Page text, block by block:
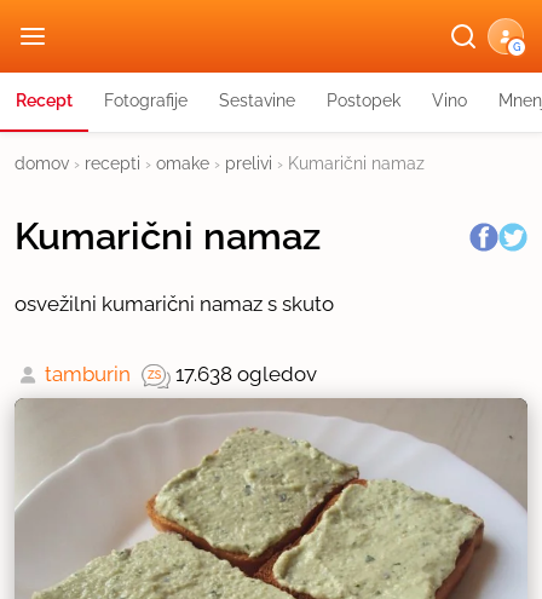
G
Recept Fotografije Sestavine Postopek Vino
domov › recepti › omake › prelivi › Kumarični namaz
Kumarični namaz
osvežilni kumarični namaz s skuto
tamburin 17.638 ogledov